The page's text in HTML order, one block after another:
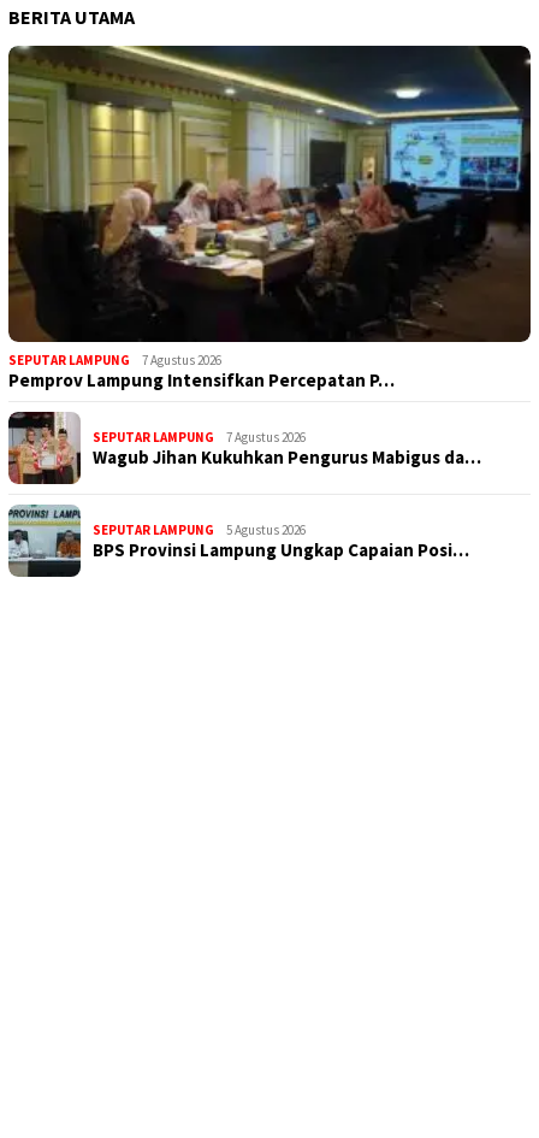
BERITA UTAMA
SEPUTAR LAMPUNG 7 Agustus 2026
Pemprov Lampung Intensifkan Percepatan P…
SEPUTAR LAMPUNG 7 Agustus 2026
Wagub Jihan Kukuhkan Pengurus Mabigus da…
SEPUTAR LAMPUNG 5 Agustus 2026
BPS Provinsi Lampung Ungkap Capaian Posi…